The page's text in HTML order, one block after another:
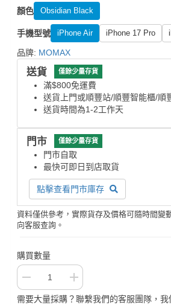
顏色 Obsidian Black
手機型號 iPhone Air iPhone 17 Pro
品牌: MOMAX
送貨 僅餘少量存貨
滿$800免運費
送貨上門或順豐站/順豐智能櫃/順
送貨時間為1-2工作天
門市 僅餘少量存貨
門市自取
最快可即日到店取貨
點擊查看門市庫存
資料僅供參考，實際貨存及價格可隨時間變
向客服查詢。
購買數量
需要大量採購？聯繫我們的客服團隊，